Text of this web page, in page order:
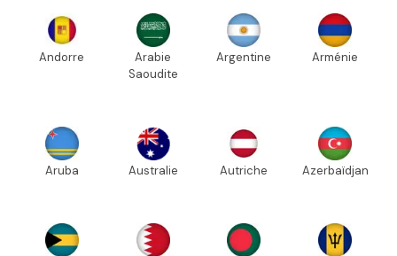
Andorre
Arabie
Saoudite
Argentine Arménie
Aruba Australie Autriche Azerbaïdjan